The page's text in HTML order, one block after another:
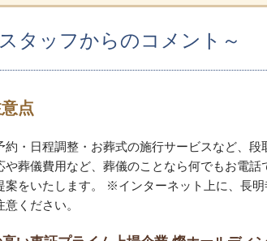
タッフからのコメント～
点
・日程調整・お葬式の施行サービスなど、段
葬儀費用など、葬儀のことなら何でもお電話
案をいたします。 ※インターネット上に、長
ください。